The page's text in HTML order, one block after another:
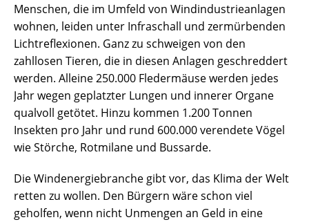
Menschen, die im Umfeld von Windindustrieanlagen
wohnen, leiden unter Infraschall und zermürbenden
Lichtreflexionen. Ganz zu schweigen von den
zahllosen Tieren, die in diesen Anlagen geschreddert
werden. Alleine 250.000 Fledermäuse werden jedes
Jahr wegen geplatzter Lungen und innerer Organe
qualvoll getötet. Hinzu kommen 1.200 Tonnen
Insekten pro Jahr und rund 600.000 verendete Vögel
wie Störche, Rotmilane und Bussarde.
Die Windenergiebranche gibt vor, das Klima der Welt
retten zu wollen. Den Bürgern wäre schon viel
geholfen, wenn nicht Unmengen an Geld in eine